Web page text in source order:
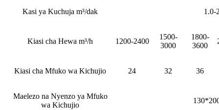
Kasi ya Kuchuja m³/dak 1.0-
Kiasi cha Hewa m³/h 1200-2400
1500-
3000
1800-
3600
Kiasi cha Mfuko wa Kichujio 24 32 36
Maelezo na Nyenzo ya Mfuko
wa Kichujio